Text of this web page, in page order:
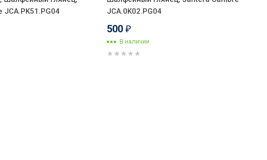
JCA.PK51.PG04
JCA.0K02.PG04
500 ₽
В наличии